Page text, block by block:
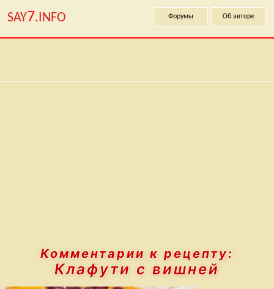
SAY7.INFO Форумы Об авторе
Комментарии к рецепту:
Клафути с вишней